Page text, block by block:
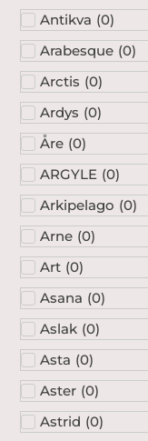
Antikva (0)
Arabesque (0)
Arctis (0)
Ardys (0)
Åre (0)
ARGYLE (0)
Arkipelago (0)
Arne (0)
Art (0)
Asana (0)
Aslak (0)
Asta (0)
Aster (0)
Astrid (0)